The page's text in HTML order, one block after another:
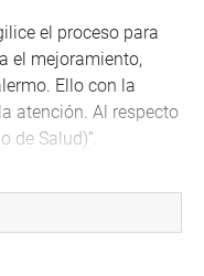
el proceso para
el mejoramiento,
Ello con la
atención. Al respecto
de Salud)”.
Reymundo Mercado
Programa de